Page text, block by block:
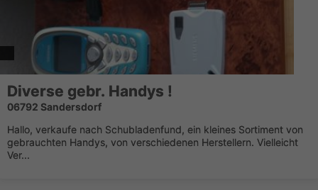
Diverse gebr. Handys !
06792 Sandersdorf
Hallo, verkaufe nach Schubladenfund, ein kleines Sortiment von
gebrauchten Handys, von verschiedenen Herstellern. Vielleicht
Ver...